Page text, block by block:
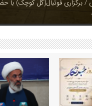
های شهر پرند در فصل بهار +